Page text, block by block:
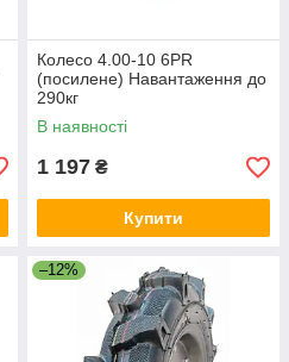
Колесо 4.00-10 6PR
(посилене) Навантаження до
290кг
В наявності
1 197 ₴
Купити
–12%